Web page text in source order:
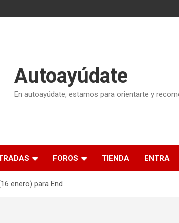
Autoayúdate
En autoayúdate, estamos para orientarte y
FOROS TIENDA ENTRA
enero) para End